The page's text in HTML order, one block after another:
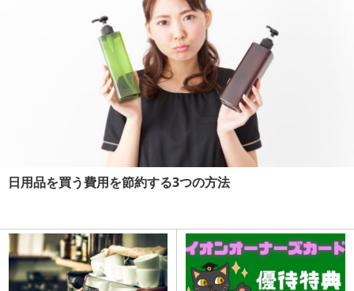
日用品を買う費用を節約する3つの方法